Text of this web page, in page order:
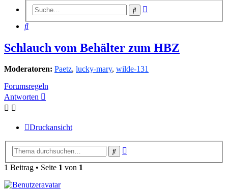
Suche
Suche
Schlauch vom Behälter zum HBZ
Moderatoren: Paetz, lucky-mary, wilde-131
Forumsregeln
Antworten
Druckansicht
Suche
1 Beitrag • Seite 1 von 1